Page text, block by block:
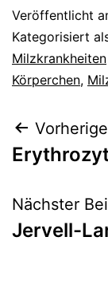
Veröffentlicht
Kategorisiert
Milzkrankheiten
Körperchen,
Nächster
Jervell-